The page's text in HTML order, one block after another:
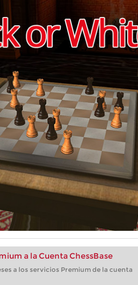
a la Cuenta ChessBase
a los servicios Premium de la cuenta